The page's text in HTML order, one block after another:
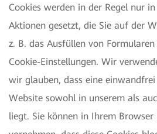
Cookies werden in der Regel nur
Aktionen gesetzt, die Sie auf der
z. B. das Ausfüllen von
Cookie-Einstellungen. Wir
wir glauben, dass eine
Website sowohl in unserem als
liegt. Sie können in Ihrem Browser